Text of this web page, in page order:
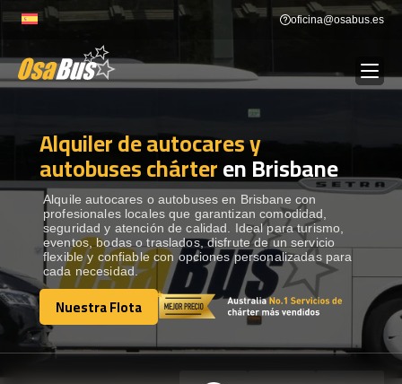
to
oficina@osabus.es
ALQUILER DE AUTOCARES
DESTINOS Show dropdown
RECORRIDAS Show dropdown
FLOTA
Alquiler de autocares y
autobuses chárteren Brisbane
Alquile autocares o autobuses en Brisbane con
profesionales locales que garantizan comodidad,
seguridad y atención de calidad. Ideal para turismo,
eventos, bodas o traslados, disfrute de un servicio
flexible y confiable con opciones personalizadas para
cada necesidad.
Nuestra Flota
Nuestra Flota